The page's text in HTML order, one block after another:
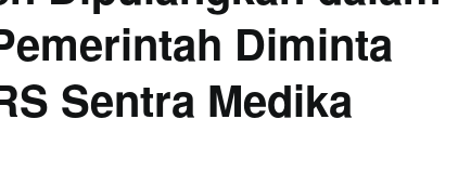
Diminta
Sentra Medika